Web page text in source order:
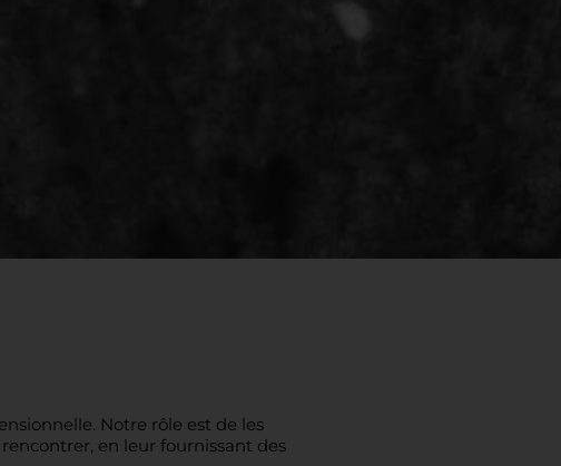
Notre rôle est de les
en leur fournissant des